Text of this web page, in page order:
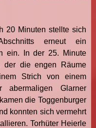
20 Minuten stellte sich
erneut ein
ein. In der 25. Minute
der die engen Räume
Strich von einem
abermaligen Glarner
die Toggenburger
konnten sich vermehrt
Torhüter Heierle